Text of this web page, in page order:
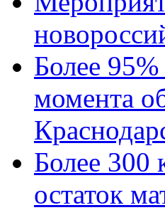
Более
момента
Более 300
остаток